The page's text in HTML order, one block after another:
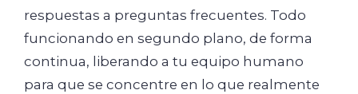
respuestas a preguntas frecuentes. Todo
funcionando en segundo plano, de forma
continua, liberando a tu equipo humano
para que se concentre en lo que realmente